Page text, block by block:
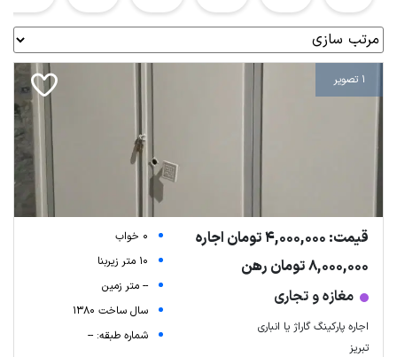
1 تصویر
قیمت: 4,000,000 تومان اجاره
8,000,000 تومان رهن
مغازه و تجاری
اجاره پارکینگ گاراژ یا انباری
تبریز
0 خواب
10 متر زیربنا
-- متر زمین
سال ساخت 1380
شماره طبقه: --